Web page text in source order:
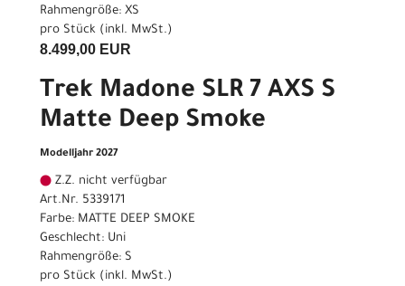
Rahmengröße: XS
pro Stück (inkl. MwSt.)
8.499,00 EUR
Trek Madone SLR 7 AXS S
Matte Deep Smoke
Modelljahr 2027
Z.Z. nicht verfügbar
Art.Nr. 5339171
Farbe: MATTE DEEP SMOKE
Geschlecht: Uni
Rahmengröße: S
pro Stück (inkl. MwSt.)